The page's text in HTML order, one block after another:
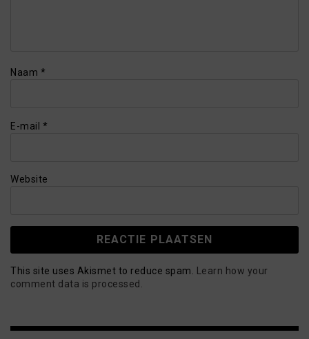
Naam *
E-mail *
Website
This site uses Akismet to reduce spam.
Learn how your
comment data is processed.